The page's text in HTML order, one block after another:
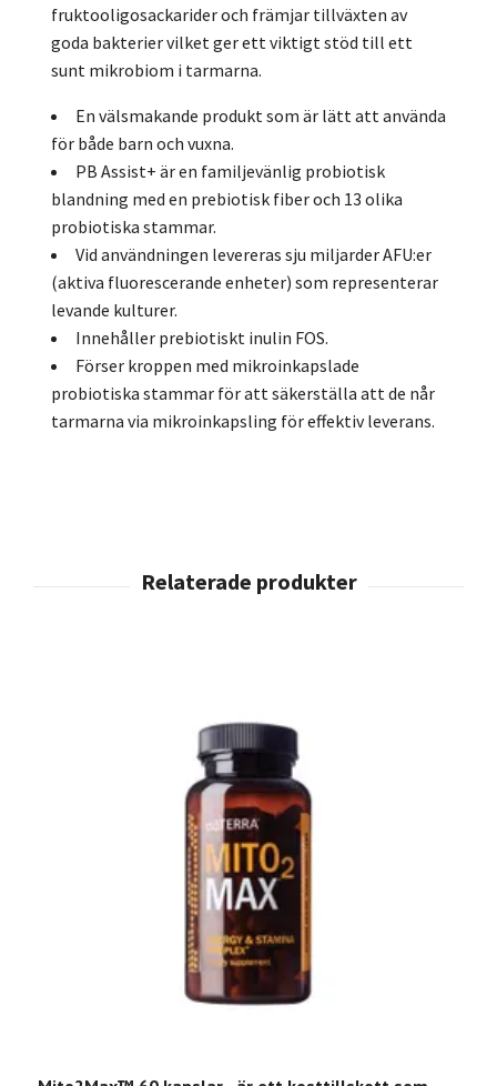
fruktooligosackarider och främjar tillväxten av
goda bakterier vilket ger ett viktigt stöd till ett
sunt mikrobiom i tarmarna.
En välsmakande produkt som är lätt att använda
för både barn och vuxna.
PB Assist+ är en familjevänlig probiotisk
blandning med en prebiotisk fiber och 13 olika
probiotiska stammar.
Vid användningen levereras sju miljarder AFU:er
(aktiva fluorescerande enheter) som representerar
levande kulturer.
Innehåller prebiotiskt inulin FOS.
Förser kroppen med mikroinkapslade
probiotiska stammar för att säkerställa att de når
tarmarna via mikroinkapsling för effektiv leverans.